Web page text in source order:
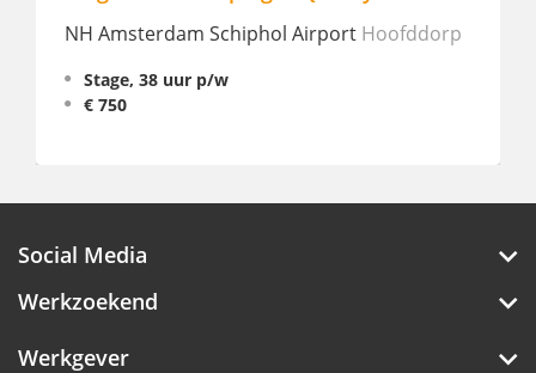
Amsterdam Schiphol Airport Hoofddorp
Stage, 38 uur p/w
Grand
Social Media
Werkzoekend
Werkgever